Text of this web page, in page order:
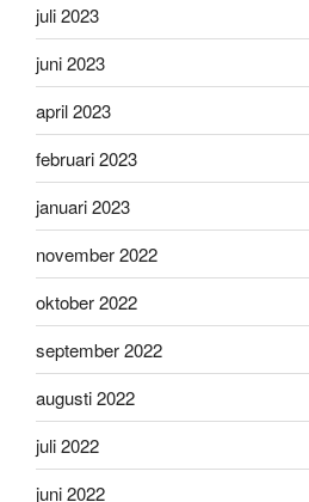
juli 2023
juni 2023
april 2023
februari 2023
januari 2023
november 2022
oktober 2022
september 2022
augusti 2022
juli 2022
juni 2022